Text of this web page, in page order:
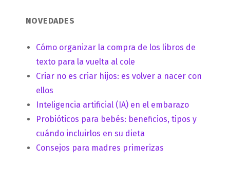
NOVEDADES
Cómo organizar la compra de los libros de
texto para la vuelta al cole
Criar no es criar hijos: es volver a nacer con
ellos
Inteligencia artificial (IA) en el embarazo
Probióticos para bebés: beneficios, tipos y
cuándo incluirlos en su dieta
Consejos para madres primerizas